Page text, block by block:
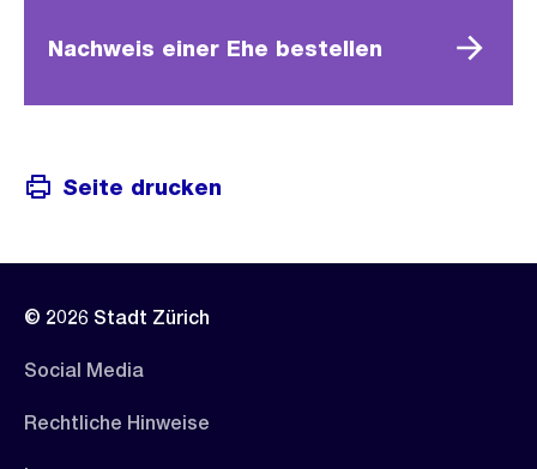
Nachweis einer Ehe bestellen
Seite drucken
© 2026 Stadt Zürich
Social Media
Rechtliche Hinweise